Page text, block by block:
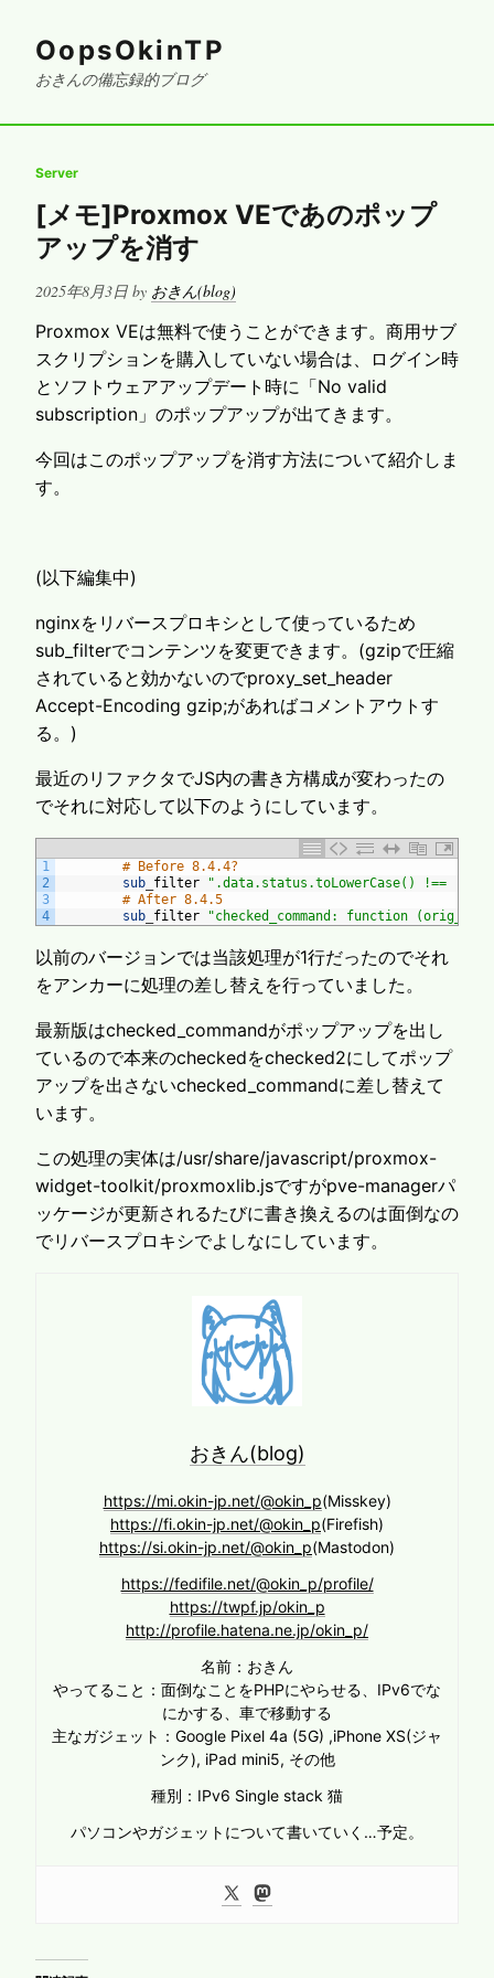
OopsOkinTP
おきんの備忘録的ブログ
Server
[メモ]Proxmox VEであのポップ
アップを消す
Posted
2025年8月3日 by おきん(blog)
Proxmox VEは無料で使うことができます。商用サブ
スクリプションを購入していない場合は、ログイン時
とソフトウェアアップデート時に「No valid
subscription」のポップアップが出てきます。
今回はこのポップアップを消す方法について紹介しま
す。
(以下編集中)
nginxをリバースプロキシとして使っているため
sub_filterでコンテンツを変更できます。(gzipで圧縮
されていると効かないのでproxy_set_header
Accept-Encoding gzip;があればコメントアウトす
る。)
最近のリファクタでJS内の書き方構成が変わったの
でそれに対応して以下のようにしています。
1
2
3
4
# Before 8.4.4?
sub filter
".data.status.toLowerCase() !==
# After 8.4.5
sub filter "checked_command: function
以前のバージョンでは当該処理が1行だったのでそれ
をアンカーに処理の差し替えを行っていました。
最新版はchecked_commandがポップアップを出し
ているので本来のcheckedをchecked2にしてポップ
アップを出さないchecked_commandに差し替えて
います。
この処理の実体は/usr/share/javascript/proxmox-
widget-toolkit/proxmoxlib.jsですがpve-managerパ
ッケージが更新されるたびに書き換えるのは面倒なの
でリバースプロキシでよしなにしています。
おきん(blog)
https://mi.okin-jp.net/@okin_p(Misskey)
https://fi.okin-jp.net/@okin_p(Firefish)
https://si.okin-jp.net/@okin_p(Mastodon)
https://fedifile.net/@okin_p/profile/
https://twpf.jp/okin_p
http://profile.hatena.ne.jp/okin_p/
名前：おきん
やってること：面倒なことをPHPにやらせる、IPv6でな
にかする、車で移動する
主なガジェット：Google Pixel 4a (5G) ,iPhone XS(ジャ
ンク), iPad mini5, その他
種別：IPv6 Single stack 猫
パソコンやガジェットについて書いていく…予定。